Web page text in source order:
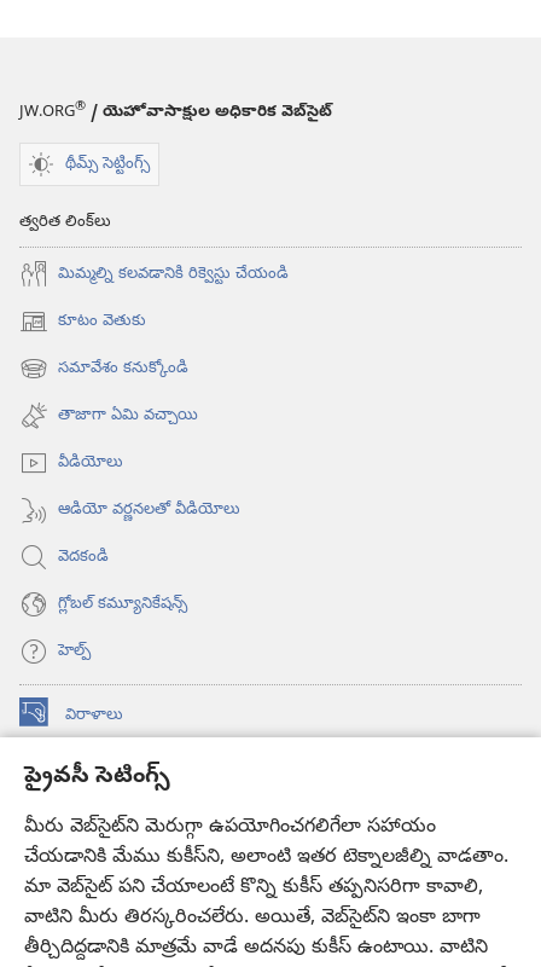
ప్రైవసీ సెటింగ్స్
మీరు వెబ్‌సైట్‌ని మెరుగ్గా ఉపయోగించగలిగేలా సహాయం
చేయడానికి మేము కుకీస్‌ని, అలాంటి ఇతర టెక్నాలజీల్ని వాడతాం.
మా వెబ్‌సైట్‌ పని చేయాలంటే కొన్ని కుకీస్‌ తప్పనిసరిగా కావాలి,
వాటిని మీరు తిరస్కరించలేరు. అయితే, వెబ్‌సైట్‌ని ఇంకా బాగా
తీర్చిదిద్దడానికి మాత్రమే వాడే అదనపు కుకీస్‌ ఉంటాయి. వాటిని
JW.ORG® / యెహోవాసాక్షుల అధికారిక వెబ్‌సైట్‌
థీమ్స్ సెట్టింగ్స్
త్వరిత లింక్‌లు
మిమ్మల్ని కలవడానికి రిక్వెస్టు చేయండి
కూటం వెతుకు
(కొత్త
విండో
ఓపెన్‌
అవుతుంది)
సమావేశం కనుక్కోండి
(కొత్త
విండో
ఓపెన్‌
అవుతుంది)
తాజాగా ఏమి వచ్చాయి
వీడియోలు
ఆడియో వర్ణనలతో వీడియోలు
వెదకండి
గ్లోబల్‌ కమ్యూనికేషన్స్‌
హెల్ప్‌
విరాళాలు
(కొత్త
ఓపెన్‌ కావలికోట ఆన్‌లైన్‌ లైబ్రరీ
(కొత్త
విండో
ఓపెన్‌
అవుతుంది)
JW Hub
(కొత్త
విండో
ఓపెన్‌
అవుతుంది)
JW లైబ్రరీ
కావలికోట లైబ్రరీ